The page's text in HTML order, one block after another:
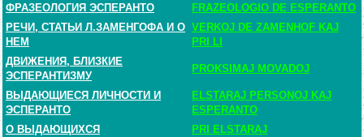
ФРАЗЕОЛОГИЯ ЭСПЕРАНТО
FRAZEOLOGIO DE ESPERANTO
РЕЧИ, СТАТЬИ Л.ЗАМЕНГОФА И О
НЕМ
VERKOJ DE ZAMENHOF KAJ
PRI LI
ДВИЖЕНИЯ, БЛИЗКИЕ
ЭСПЕРАНТИЗМУ
PROKSIMAJ MOVADOJ
ВЫДАЮЩИЕСЯ ЛИЧНОСТИ И
ЭСПЕРАНТО
ELSTARAJ PERSONOJ KAJ
ESPERANTO
О ВЫДАЮЩИХСЯ
PRI ELSTARAJ